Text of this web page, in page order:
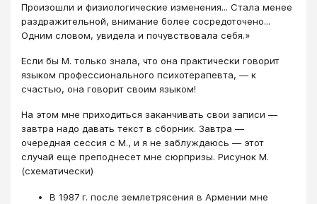
Произошли и физиологические изменения... Стала менее
раздражительной, внимание более сосредоточено...
Одним словом, увидела и почувствовала себя.»
Если бы М. только знала, что она практически говорит
языком профессионального психотерапевта, ― к
счастью, она говорит своим языком!
На этом мне приходиться заканчивать свои записи ―
завтра надо давать текст в сборник. Завтра ―
очередная сессия с М., и я не заблуждаюсь ― этот
случай еще преподнесет мне сюрпризы. Рисунок М.
(схематически)
В 1987 г. после землетрясения в Армении мне